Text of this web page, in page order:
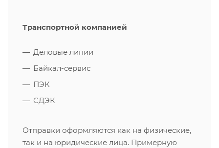
Транспортной компанией
Деловые линии
Байкал-сервис
ПЭК
СДЭК
Отправки оформляются как на физические,
так и на юридические лица. Примерную